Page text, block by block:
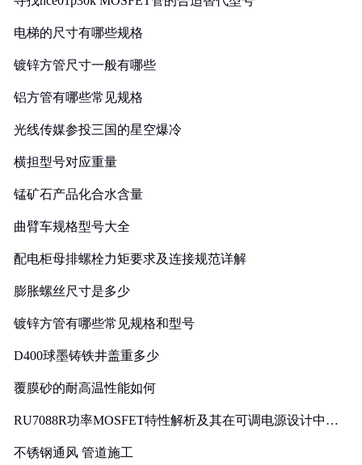
电梯的尺寸有哪些规格
镀锌方管尺寸一般有哪些
铝方管有哪些常见规格
光线传媒参投三国的星空爆冷
横担型号对应重量
锰矿石产品化合水含量
曲臂车规格型号大全
配电柜母排螺栓力矩要求及连接规范详解
膨胀螺丝尺寸是多少
镀锌方管有哪些常见规格和型号
D400球墨铸铁井盖重多少
覆膜砂的耐高温性能如何
RU7088R功率MOSFET特性解析及其在可调电源设计中的
不锈钢通风 管道施工